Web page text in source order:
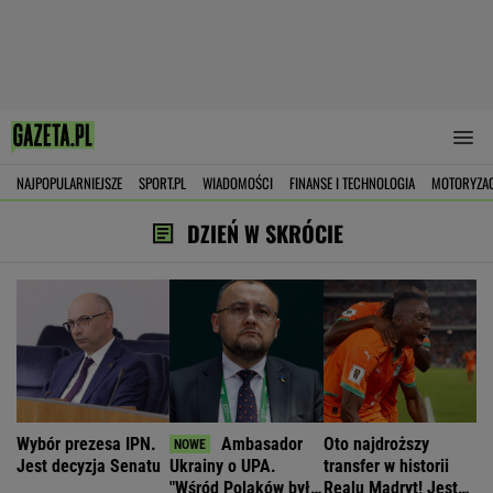
NAJPOPULARNIEJSZE SPORT.PL WIADOMOŚCI FINANSE I TECHNOLOGIA
DZIEŃ W SKRÓCIE
Wybór prezesa IPN.
Jest decyzja Senatu
Ambasador
Ukrainy o UPA.
"Wśród Polaków było
Oto najdroższy
transfer w historii
Realu Madryt! Jest